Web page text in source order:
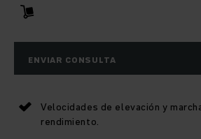
ENVIAR CONSULTA
Velocidades de elevación y
rendimiento.